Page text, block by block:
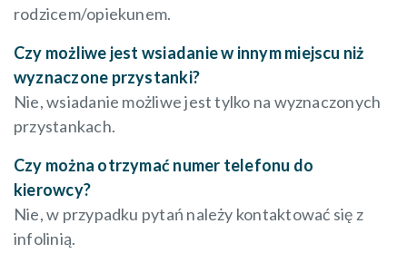
rodzicem/opiekunem.
Czy możliwe jest wsiadanie w innym miejscu niż
wyznaczone przystanki?
Nie, wsiadanie możliwe jest tylko na wyznaczonych
przystankach.
Czy można otrzymać numer telefonu do
kierowcy?
Nie, w przypadku pytań należy kontaktować się z
infolinią.